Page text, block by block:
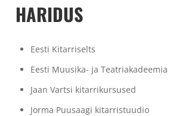
HARIDUS
Eesti Kitarriselts
Eesti Muusika- ja Teatriakadeemia
Jaan Vartsi kitarrikursused
Jorma Puusaagi kitarristuudio